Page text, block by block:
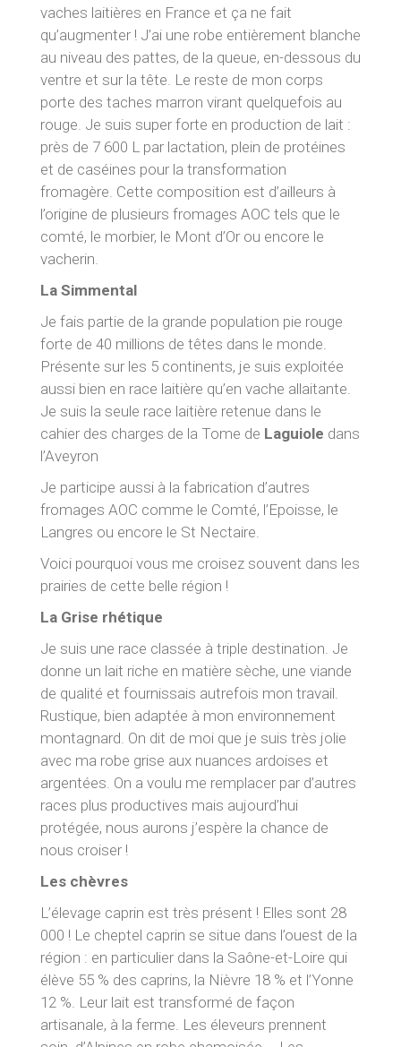
vaches laitières en France et ça ne fait
qu’augmenter ! J’ai une robe entièrement blanche
au niveau des pattes, de la queue, en-dessous du
ventre et sur la tête. Le reste de mon corps
porte des taches marron virant quelquefois au
rouge. Je suis super forte en production de lait :
près de 7 600 L par lactation, plein de protéines
et de caséines pour la transformation
fromagère. Cette composition est d’ailleurs à
l’origine de plusieurs fromages AOC tels que le
comté, le morbier, le Mont d’Or ou encore le
vacherin.
La Simmental
Je fais partie de la grande population pie rouge
forte de 40 millions de têtes dans le monde.
Présente sur les 5 continents, je suis exploitée
aussi bien en race laitière qu’en vache allaitante.
Je suis la seule race laitière retenue dans le
cahier des charges de la Tome de Laguiole dans
l’Aveyron
Je participe aussi à la fabrication d’autres
fromages AOC comme le Comté, l’Epoisse, le
Langres ou encore le St Nectaire.
Voici pourquoi vous me croisez souvent dans les
prairies de cette belle région !
LaGrise rhétique
Je suis une race classée à triple destination. Je
donne un lait riche en matière sèche, une viande
de qualité et fournissais autrefois mon travail.
Rustique, bien adaptée à mon environnement
montagnard. On dit de moi que je suis très jolie
avec ma robe grise aux nuances ardoises et
argentées. On a voulu me remplacer par d’autres
races plus productives mais aujourd’hui
protégée, nous aurons j’espère la chance de
nous croiser !
Les chèvres
L’élevage caprin est très présent ! Elles sont 28
000 ! Le cheptel caprin se situe dans l’ouest de la
région : en particulier dans la Saône-et-Loire qui
élève 55 % des caprins, la Nièvre 18 % et l’Yonne
12 %. Leur lait est transformé de façon
artisanale, à la ferme. Les éleveurs prennent